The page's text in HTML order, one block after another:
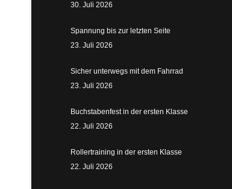
30. Juli 2026
Spannung bis zur letzten Seite
23. Juli 2026
Sicher unterwegs mit dem Fahrrad
23. Juli 2026
Buchstabenfest in der ersten Klasse
22. Juli 2026
Rollertraining in der ersten Klasse
22. Juli 2026